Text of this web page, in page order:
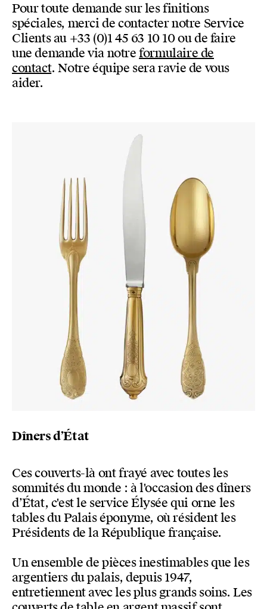
Pour toute demande sur les finitions
spéciales, merci de contacter notre Service
Clients au +33 (0)1 45 63 10 10 ou de faire
une demande via notreformulaire de
contact. Notre équipe sera ravie de vous
aider.
Dîners d’État
Ces couverts-là ont frayé avec toutes les
sommités du monde : à l'occasion des dîners
d’État, c'est le service Élysée qui orne les
tables du Palais éponyme, où résident les
Présidents de la République française.
Un ensemble de pièces inestimables que les
argentiers du palais, depuis 1947,
entretiennent avec les plus grands soins. Les